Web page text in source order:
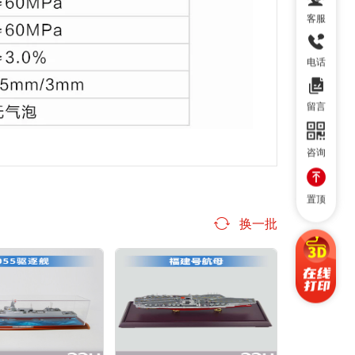
换一批
客服
电话
留言
咨询
置顶